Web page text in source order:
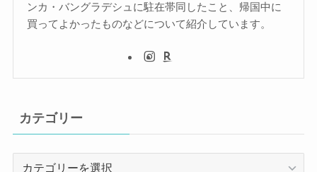
ンカ・バングラデシュに駐在帯同したこと、帰国中に
買ってよかったものなどについて紹介しています。
カテゴリー